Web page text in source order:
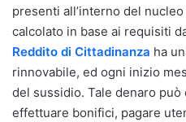
presenti all’interno del
calcolato in base ai requisiti
Reddito di Cittadinanza ha
rinnovabile, ed ogni inizio
del sussidio. Tale denaro
effettuare bonifici, pagare